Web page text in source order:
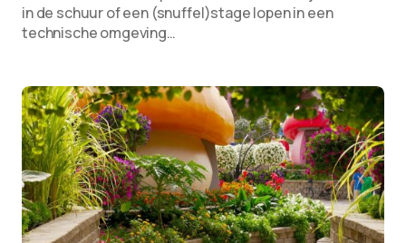
in de schuur of een (snuffel)stage lopen in een
technische omgeving…